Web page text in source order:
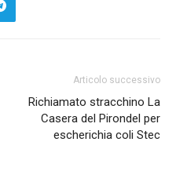
Articolo successivo
Richiamato stracchino La
Casera del Pirondel per
escherichia coli Stec